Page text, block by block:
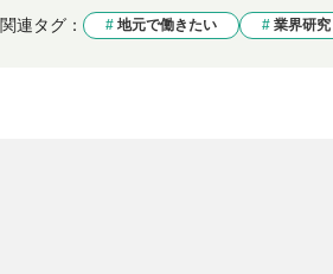
関連タグ： 地元で働きたい 業界研究